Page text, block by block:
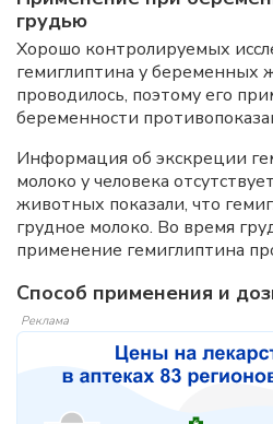
грудью
Хорошо контролируемых
гемиглиптина у беременных
проводилось, поэтому его
беременности
Информация об экскреции
молоко у человека
животных показали, что
грудное молоко. Во время
применение гемиглиптина
Способ применения и
Реклама